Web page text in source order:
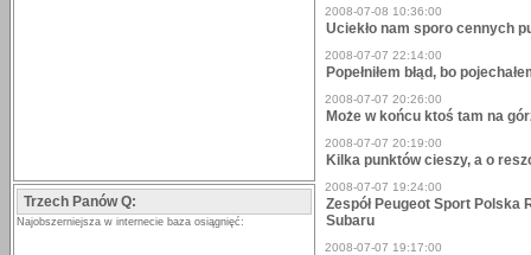
Trzech Panów Q:
Najobszerniejsza w internecie baza osiągnięć:
2008-07-08 10:36:00
Uciekło nam sporo cennych
2008-07-07 22:14:00
Popełniłem błąd, bo
2008-07-07 20:26:00
Może w końcu ktoś tam na
2008-07-07 20:19:00
Kilka punktów cieszy, a o
2008-07-07 19:24:00
Zespół Peugeot Sport Polska
Subaru
2008-07-07 19:17:00